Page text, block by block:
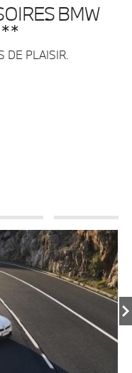
BMW
DE PLAISIR.